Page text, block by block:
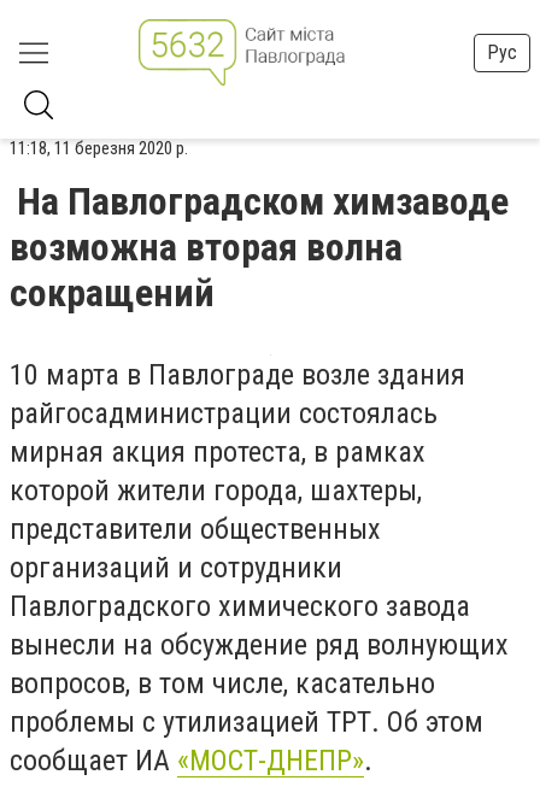
Рус
11:18, 11 березня 2020 р.
На Павлоградском химзаводе
возможна вторая волна
сокращений
10 марта в Павлограде возле здания
райгосадминистрации состоялась
мирная акция протеста, в рамках
которой жители города, шахтеры,
представители общественных
организаций и сотрудники
Павлоградского химического завода
вынесли на обсуждение ряд волнующих
вопросов, в том числе, касательно
проблемы с утилизацией ТРТ. Об этом
сообщает ИА «МОСТ-ДНЕПР».